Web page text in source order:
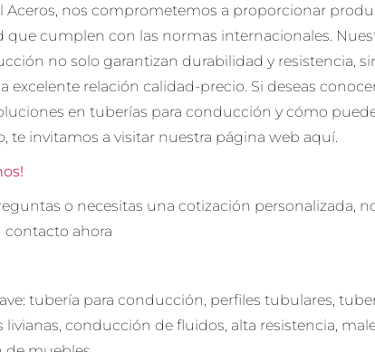
Aceros, nos comprometemos a proporcionar
que cumplen con las normas internacionales.
no solo garantizan durabilidad y resistencia,
excelente relación calidad-precio. Si deseas
en tuberías para conducción y cómo
te invitamos a visitar nuestra página web aquí.
o necesitas una cotización personalizada,
contacto ahora
tubería para conducción, perfiles tubulares,
livianas, conducción de fluidos, alta resistencia,